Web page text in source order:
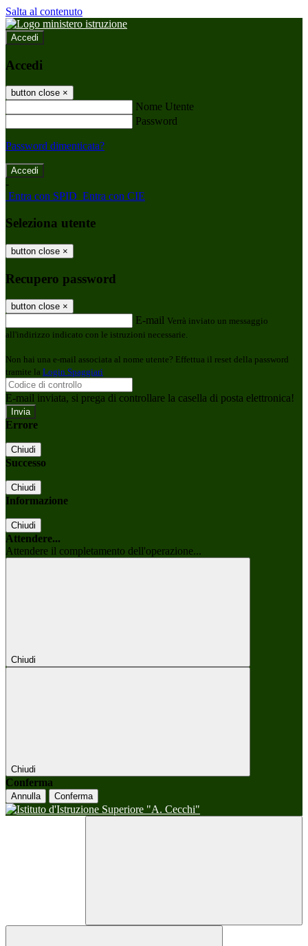
Salta al contenuto
Accedi
Accedi
button close ×
Nome Utente
Password
Password dimenticata?
-
Entra con SPID Entra con CIE
Seleziona utente
button close ×
Recupero password
button close ×
E-mail Verrà inviato un messaggio
all'indirizzo indicato con le istruzioni necessarie.
Non hai una e-mail associata al nome utente? Effettua il reset della password
tramite la Login Spaggiari
E-mail inviata, si prega di controllare la casella di posta elettronica!
Errore
Chiudi
Successo
Chiudi
Informazione
Chiudi
Attendere...
Attendere il completamento dell'operazione...
Chiudi
Chiudi
Conferma
Annulla Conferma